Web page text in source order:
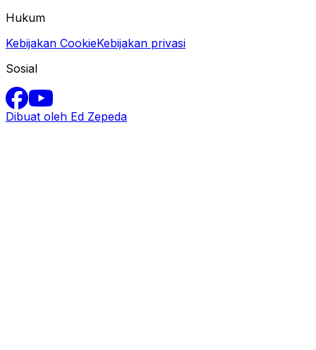
Hukum
Kebijakan CookieKebijakan privasi
Sosial
Dibuat oleh Ed Zepeda